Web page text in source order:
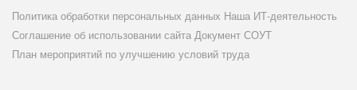
Политика обработки персональных данных Наша ИТ-деятельность
Соглашение об использовании сайта Документ СОУТ
План мероприятий по улучшению условий труда